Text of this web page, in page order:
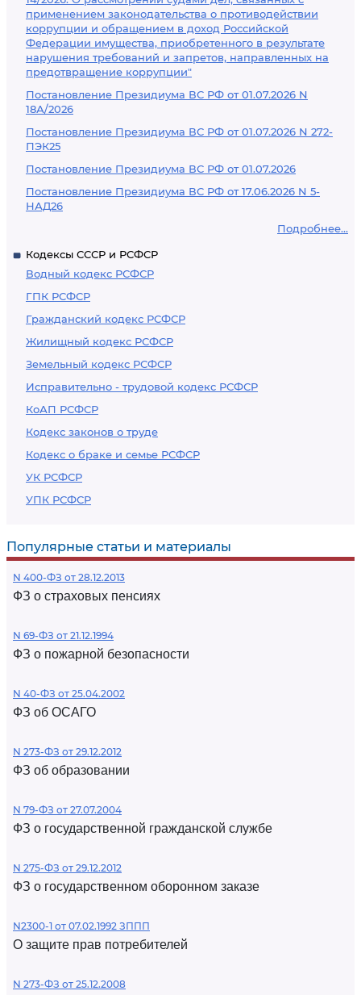
применением законодательства о противодействии
коррупции и обращением в доход Российской
Федерации имущества, приобретенного в результате
нарушения требований и запретов, направленных на
предотвращение коррупции"
Постановление Президиума ВС РФ от 01.07.2026 N
18А/2026
Постановление Президиума ВС РФ от 01.07.2026 N 272-
ПЭК25
Постановление Президиума ВС РФ от 01.07.2026
Постановление Президиума ВС РФ от 17.06.2026 N 5-
НАД26
Подробнее...
Кодексы СССР и РСФСР
Водный кодекс РСФСР
ГПК РСФСР
Гражданский кодекс РСФСР
Жилищный кодекс РСФСР
Земельный кодекс РСФСР
Исправительно - трудовой кодекс РСФСР
КоАП РСФСР
Кодекс законов о труде
Кодекс о браке и семье РСФСР
УК РСФСР
УПК РСФСР
Популярные статьи и материалы
N 400-ФЗ от 28.12.2013
ФЗ о страховых пенсиях
N 69-ФЗ от 21.12.1994
ФЗ о пожарной безопасности
N 40-ФЗ от 25.04.2002
ФЗ об ОСАГО
N 273-ФЗ от 29.12.2012
ФЗ об образовании
N 79-ФЗ от 27.07.2004
ФЗ о государственной гражданской службе
N 275-ФЗ от 29.12.2012
ФЗ о государственном оборонном заказе
N2300-1 от 07.02.1992 ЗППП
О защите прав потребителей
N 273-ФЗ от 25.12.2008